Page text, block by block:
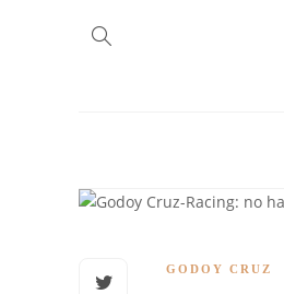
GODOY CRUZ